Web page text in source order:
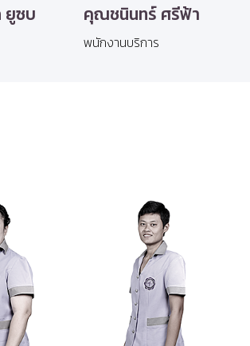
ซบ คุณชนินทร์ ศรีฟ้า
พนักงานบริการ